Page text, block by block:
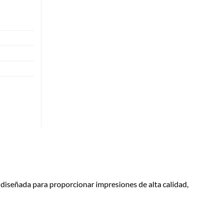
, diseñada para proporcionar impresiones de alta calidad,